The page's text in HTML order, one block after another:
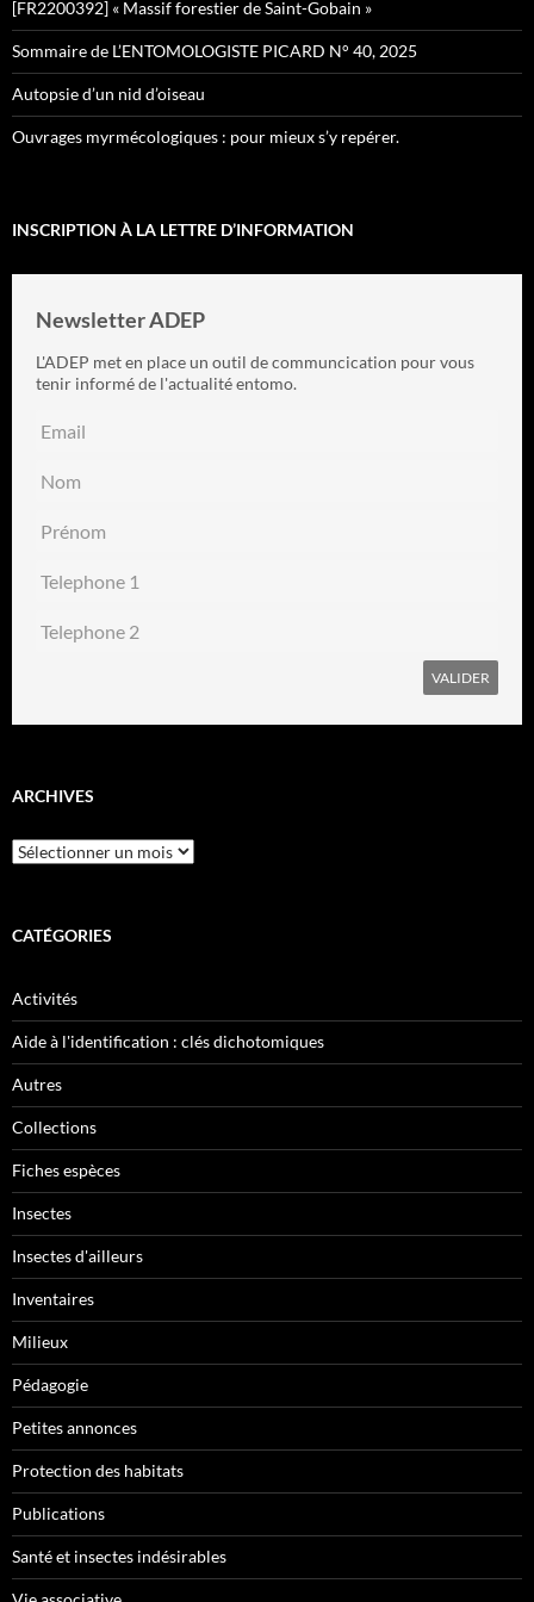
[FR2200392] « Massif forestier de Saint-Gobain »
Sommaire de L’ENTOMOLOGISTE PICARD N° 40, 2025
Autopsie d’un nid d’oiseau
Ouvrages myrmécologiques : pour mieux s’y repérer.
INSCRIPTION À LA LETTRE D’INFORMATION
Newsletter ADEP
L'ADEP met en place un outil de communcication pour vous
tenir informé de l'actualité entomo.
ARCHIVES
Archives
CATÉGORIES
Activités
Aide à l'identification : clés dichotomiques
Autres
Collections
Fiches espèces
Insectes
Insectes d'ailleurs
Inventaires
Milieux
Pédagogie
Petites annonces
Protection des habitats
Publications
Santé et insectes indésirables